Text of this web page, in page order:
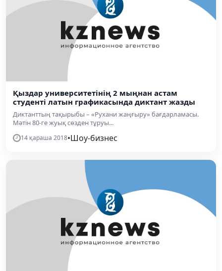
Қыздар университетінің 2 мыңнан астам
студенті латын графикасында диктант жазды
Диктанттың тақырыбы – «Рухани жаңғыру» бағдарламасы.
Мәтін 80-ге жуық сөзден тұруы...
14 қараша 2018•Шоу-бизнес